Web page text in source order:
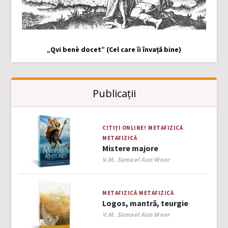
„Qvi benè docet” (Cel care îi învață bine)
Publicații
CITIȚI ONLINE! METAFIZICĂ
METAFIZICĂ
Mistere majore
Author
V.M. Samael Aun Weor
METAFIZICĂ METAFIZICĂ
Logos, mantră, teurgie
Author
V.M. Samael Aun Weor